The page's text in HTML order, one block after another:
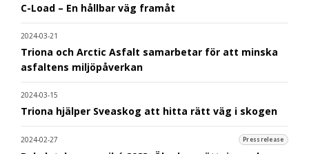
C-Load – En hållbar väg framåt
2024-03-21
Triona och Arctic Asfalt samarbetar för att minska
asfaltens miljöpåverkan
2024-03-15
Triona hjälper Sveaskog att hitta rätt väg i skogen
2024-02-27 Pressrelease